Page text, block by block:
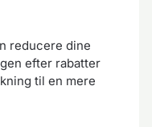
reducere dine
efter rabatter
til en mere